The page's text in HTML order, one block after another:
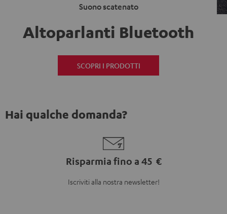
Suono scatenato
Altoparlanti Bluetooth
SCOPRI I PRODOTTI
Hai qualche domanda?
Risparmia fino a 45 €
Iscriviti alla nostra newsletter!